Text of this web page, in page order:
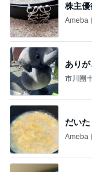
株主優
Ameba
あり
市川團
だい
Ameba